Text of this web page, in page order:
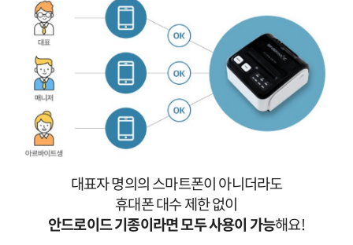
대표자 명의의 스마트폰이 아니더라도
휴대폰 대수 제한 없이
안드로이드 기종이라면 모두 사용이 가능해요!